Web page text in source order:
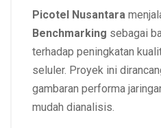
Picotel Nusantara
Benchmarking sebagai
terhadap peningkatan
seluler. Proyek ini
gambaran performa
mudah dianalisis.